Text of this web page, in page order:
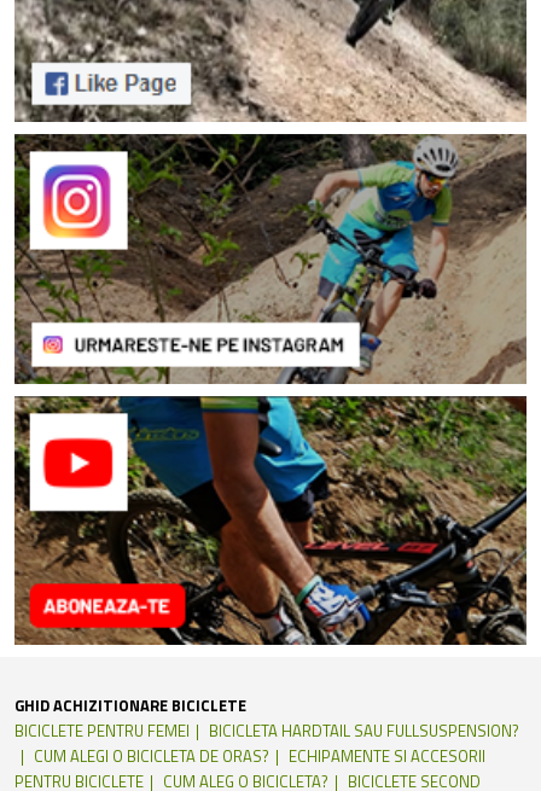
GHID ACHIZITIONARE BICICLETE
BICICLETE PENTRU FEMEI
BICICLETA HARDTAIL SAU FULLSUSPENSION?
CUM ALEGI O BICICLETA DE ORAS?
ECHIPAMENTE SI ACCESORII
PENTRU BICICLETE
CUM ALEG O BICICLETA? BICICLETE SECOND